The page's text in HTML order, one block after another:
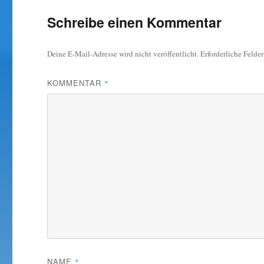
Schreibe einen Kommentar
Deine E-Mail-Adresse wird nicht veröffentlicht.Erforderliche
KOMMENTAR *
NAME